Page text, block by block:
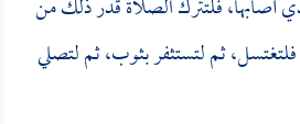
أصابها، فلتترك الصلاة قدر ذلك من
ثم لتستثفر بثوب، ثم لتصلي